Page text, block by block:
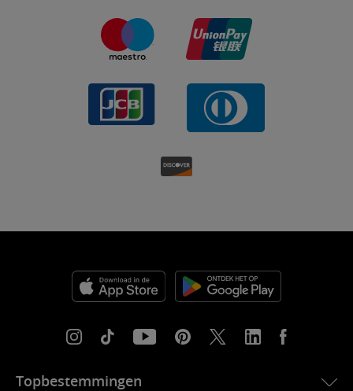
Topbestemmingen